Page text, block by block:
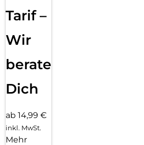
Tarif –
Wir
beraten
Dich
ab 14,99 €
inkl. MwSt.
Mehr